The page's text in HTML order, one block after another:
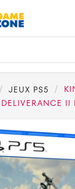
JEUX PS5
DELIVERANCE II